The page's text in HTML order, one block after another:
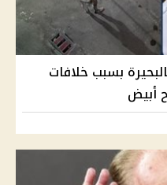
بسبب خلافات
أبيض